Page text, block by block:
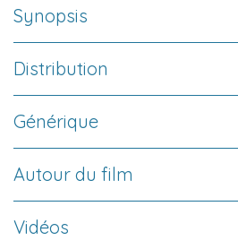
Synopsis
Distribution
Générique
Autour du film
Vidéos